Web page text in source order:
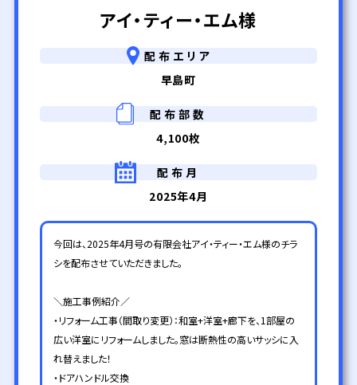
アイ・ティー・エム様
配布エリア
早島町
配布部数
4,100枚
配布月
2025年4月
今回は、2025年4月号の有限会社アイ・ティー・エム様のチラ
シを配布させていただきました。
＼施工事例紹介／
・リフォーム工事（間取り変更）：和室+洋室+廊下を、1部屋の
広い洋室にリフォームしました。窓は断熱性の高いサッシに入
れ替えました！
・ドアハンドル交換